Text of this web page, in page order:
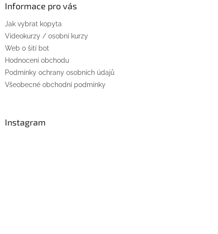
Informace pro vás
Jak vybrat kopyta
Videokurzy / osobní kurzy
Web o šití bot
Hodnocení obchodu
Podmínky ochrany osobních údajů
Všeobecné obchodní podmínky
Instagram